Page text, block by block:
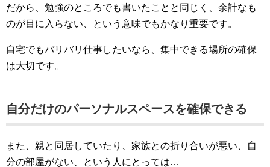
だから、勉強のところでも書いたことと同じく、余計なも
のが目に入らない、という意味でもかなり重要です。
自宅でもバリバリ仕事したいなら、集中できる場所の確保
は大切です。
自分だけのパーソナルスペースを確保できる
また、親と同居していたり、家族との折り合いが悪い、自
分の部屋がない、という人にとっては…